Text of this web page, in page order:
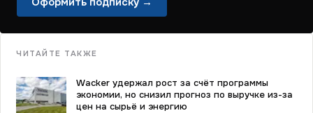
ЧИТАЙТЕ ТАКЖЕ
Wacker удержал рост за счёт программы
экономии, но снизил прогноз по выручке из-за
цен на сырьё и энергию